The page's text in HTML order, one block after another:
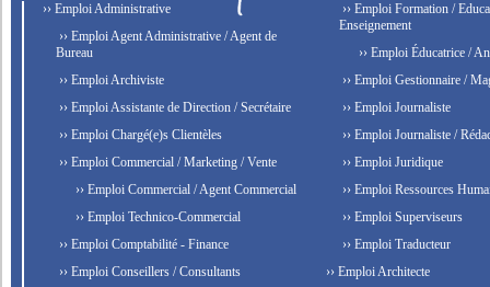
›› Emploi Administrative
›› Emploi Agent Administrative / Agent de
Bureau
›› Emploi Archiviste
›› Emploi Assistante de Direction / Secrétaire
›› Emploi Chargé(e)s Clientèles
›› Emploi Commercial / Marketing / Vente
›› Emploi Commercial / Agent Commercial
›› Emploi Technico-Commercial
›› Emploi Comptabilité - Finance
›› Emploi Conseillers / Consultants
›› Emploi Formation /
Enseignement
›› Emploi Éducatrice /
›› Emploi Gestionnaire /
›› Emploi Journaliste
›› Emploi Journaliste /
›› Emploi Juridique
›› Emploi Ressources
›› Emploi Superviseurs
›› Emploi Traducteur
›› Emploi Architecte